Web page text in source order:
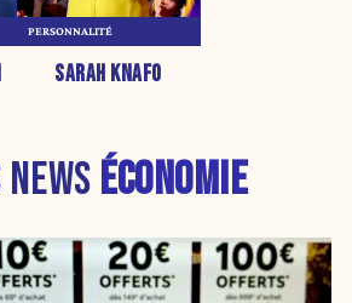
SARAH KNAFO
PERSONNALITÉ
ÉCONOMIE